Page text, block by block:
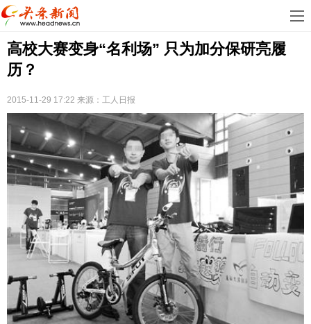
首
页
娱
乐
科
房
地
产
汽
车
教
康
生
高校大赛变身“名利场” 只为加分保研亮履
历？
2015-11-29 17:22 来源：工人日报